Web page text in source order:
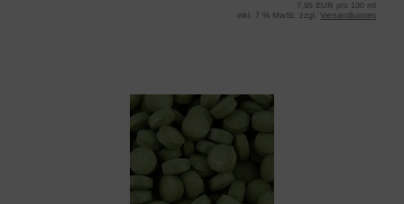
7,95 EUR pro 100 ml
inkl. 7 % MwSt. zzgl. Versandkosten